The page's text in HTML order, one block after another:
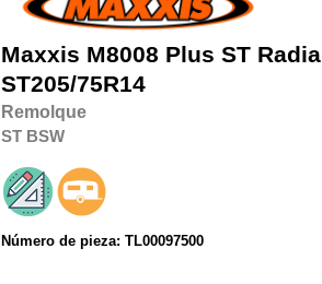
Maxxis M8008 Plus ST Radial
ST205/75R14
Remolque
ST BSW
Número de pieza: TL00097500